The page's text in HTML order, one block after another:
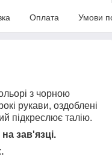
Оплата Умови
з чорною
рукави, оздоблені
підкреслює талію.
зав'язці.